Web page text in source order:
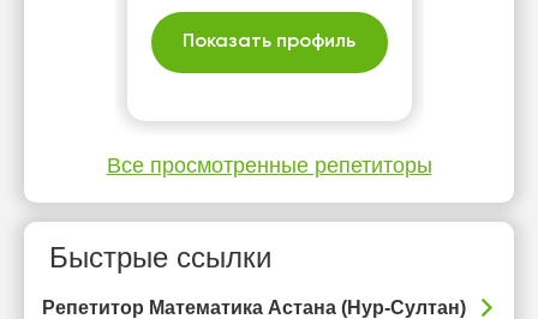
қосымша 🔹 5–6
сыныптарға: КТЛ, НИШ,
РФМШ дайындық 🔹 10–11
сыныптарға: ҰБТ және SAT
Показать профиль
Все просмотренные репетиторы
Быстрые ссылки
Репетитор Математика Астана (Нур-Султан)